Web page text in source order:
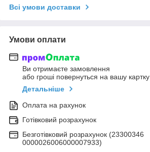
Всі умови доставки
Умови оплати
Ви отримаєте замовлення
або гроші повернуться на вашу картку
Детальніше
Оплата на рахунок
Готівковий розрахунок
Безготівковий розрахунок (23300346
0000026006000007933)